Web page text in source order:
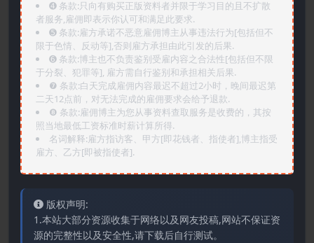
➍️ 条款:只向有购买正版资料者并限于学习目的且不扩散
者服务,雇佣即表示你认可和满足此要求.
➎ 条款:雇方承诺不恶意雇佣博主从事违法行为[包括但不
限于色情、反动等],否则雇方承担由此引发的后果.
➏️ 条款:博主也不负责鉴别受雇内容之合法性[包括但不限
于分裂、犯罪等], 雇方需自行鉴别和承担相关后果.
❼ 条款:白天完成雇佣内容最迟不超过2小时，晚间最迟第
二天12点前，对无法完成的雇佣要求会给予退款.
❽ 条款:雇佣博主为您从事资料查取服务是收费的，其按
照当地最低工资标准时薪计算所得.
名词解释:雇方指访客、甲方[即花钱者、指使者],博主指受
雇方、乙方[即被指使者].
版权声明:
1.本站大部分资源收集于网络以及网友投稿,网站不保证资
源的完整性以及安全性,请下载后自行测试。